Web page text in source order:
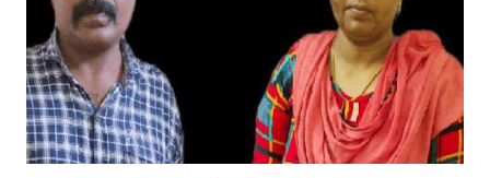
വാങ്ങാവുന്നതിനായി ഇവിടെ ക്ലിക്ക് ചെയ്യുക ദിവസവും
മുടി കഴുകണമെന്നില്ല. ഇത് മുടിയിലെ സ്വാഭാവിക
എണ്ണമയം നഷ്ടപ്പെടുത്തും. ദിവസവും കഴുകുകയെങ്കില്‍
ഇതനുസരിച്ച് എണ്ണ തേയ്ക്കുകയും വേണം. എന്നാല്‍
മുടിയിലെ അഴുക്കു നീക്കി വൃത്തിയാക്കി വയ്‌ക്കേണ്ടതും
അത്യാവശ്യം. അല്ലെങ്കില്‍ ഇത് മുടിവളര്‍ച്ചയെ